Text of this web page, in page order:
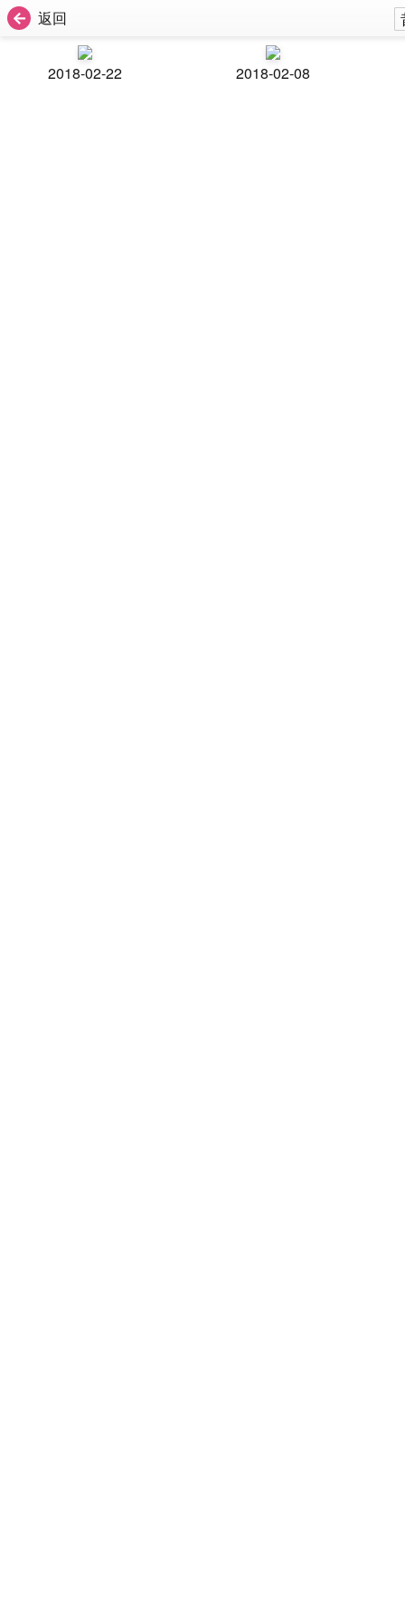
返回
2018-02-22 2018-02-08